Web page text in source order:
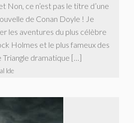
Non, ce n’est pas le titre d’une
de Conan Doyle ! Je
les aventures du plus célèbre
Holmes et le plus fameux des
Triangle dramatique […]
Ide